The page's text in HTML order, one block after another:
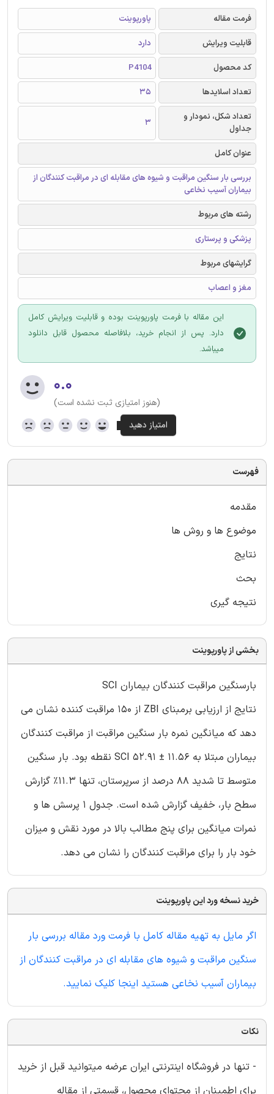
فرمت مقاله
پاورپوینت
قابلیت ویرایش
دارد
کد محصول
P4104
تعداد اسلایدها
35
تعداد شکل، نمودار و
جداول
3
عنوان کامل
بررسی بار سنگین مراقبت و شیوه های مقابله ای در مراقبت کنندگان از
بیماران آسیب نخاعی
رشته های مربوط
پزشکی و پرستاری
گرایشهای مربوط
مغز و اعصاب
این مقاله با فرمت پاورپوینت بوده و قابلیت ویرایش کامل
دارد. پس از انجام خرید، بلافاصله محصول قابل دانلود
میباشد.
۰.۰
(هنوز امتیازی ثبت نشده است)
فهرست
مقدمه
موضوع ها و روش ها
نتایج
بحث
نتیجه گیری
بخشی از پاورپوینت
بارسنگین مراقبت کنندگان بیماران SCI
نتایج از ارزیابی برمبنای ZBI از 150 مراقبت کننده نشان می
دهد که میانگین نمره بار سنگین مراقبت از مراقبت کنندگان
بیماران مبتلا به SCI 52.91 ± 11.56 نقطه بود. بار سنگین
متوسط تا شدید 88 درصد از سرپرستان، تنها 11.3٪ گزارش
سطح بار، خفیف گزارش شده است. جدول 1 پرسش ها و
نمرات میانگین برای پنج مطالب بالا در مورد نقش و میزان
خود بار را برای مراقبت کنندگان را نشان می دهد.
خرید نسخه ورد این پاورپوینت
اگر مایل به تهیه مقاله کامل با فرمت ورد مقاله بررسی بار
سنگین مراقبت و شیوه های مقابله ای در مراقبت کنندگان از
بیماران آسیب نخاعی هستید اینجا کلیک نمایید.
نکات
- تنها در فروشگاه اینترنتی ایران عرضه میتوانید قبل از خرید